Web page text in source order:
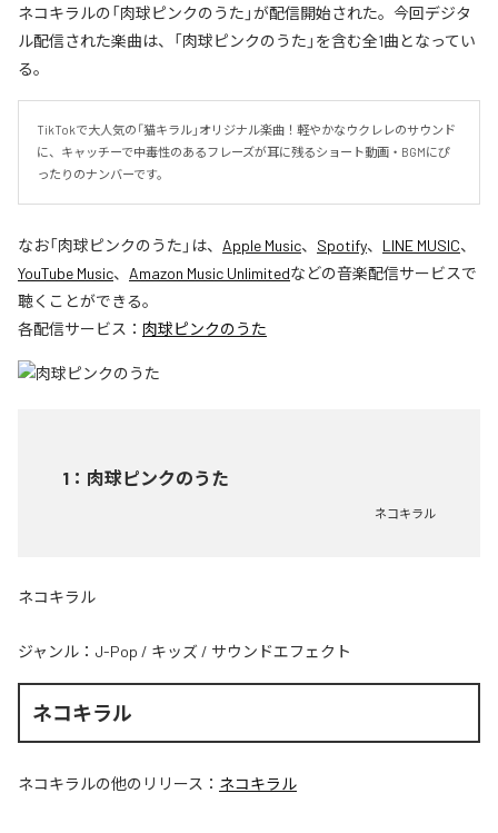
ネコキラルの「肉球ピンクのうた」が配信開始された。今回デジタ
ル配信された楽曲は、「肉球ピンクのうた」を含む全1曲となってい
る。
TikTokで大人気の「猫キラル」オリジナル楽曲！軽やかなウクレレのサウンド
に、キャッチーで中毒性のあるフレーズが耳に残るショート動画・BGMにぴ
ったりのナンバーです。
なお「肉球ピンクのうた 」は、 Apple Music、 Spotify、 LINE MUSIC、
YouTube Music、 Amazon Music Unlimitedなどの音楽配信サービスで
聴くことができる。
各配信サービス： 肉球ピンクのうた
1 ： 肉球ピンクのうた
ネコキラル
ネコキラル
ジャンル： J-Pop / キッズ / サウンドエフェクト
ネコキラル
ネコキラルの他のリリース： ネコキラル